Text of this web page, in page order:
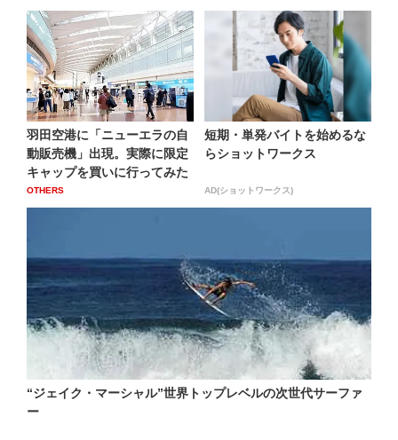
羽田空港に「ニューエラの自
動販売機」出現。実際に限定
キャップを買いに行ってみた
OTHERS
短期・単発バイトを始めるな
らショットワークス
AD(ショットワークス)
“ジェイク・マーシャル”世界トップレベルの次世代サーファ
ー